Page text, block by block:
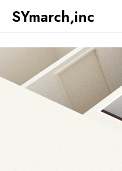
SYmarch,inc